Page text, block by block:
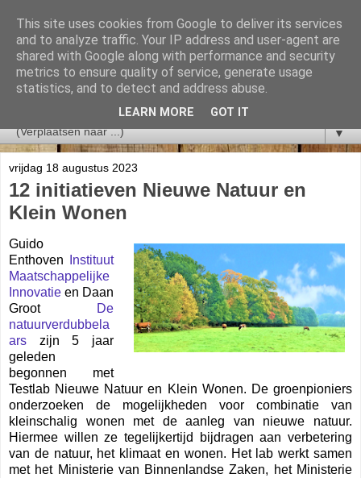
▼
vrijdag 18 augustus 2023
12 initiatieven Nieuwe Natuur en
Klein Wonen
Guido
Enthoven
Instituut
Maatschappelijke
Innovatie en Daan
Groot
De
natuurverdubbela
ars zijn 5 jaar
geleden
begonnen met
Testlab Nieuwe Natuur en Klein Wonen. De groenpioniers
onderzoeken de mogelijkheden voor combinatie van
kleinschalig wonen met de aanleg van nieuwe natuur.
Hiermee willen ze tegelijkertijd bijdragen aan verbetering
van de natuur, het klimaat en wonen. Het lab werkt samen
met het Ministerie van Binnenlandse Zaken, het Ministerie
This site uses cookies from Google to deliver its services
and to analyze traffic. Your IP address and user-agent are
shared with Google along with performance and security
metrics to ensure quality of service, generate usage
statistics, and to detect and address abuse.
LEARN MORE GOT IT